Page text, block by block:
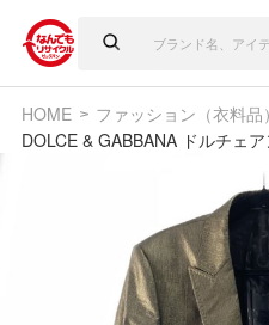
HOME
ファッション（衣料品）
DOLCE & GABBANA ドルチェ